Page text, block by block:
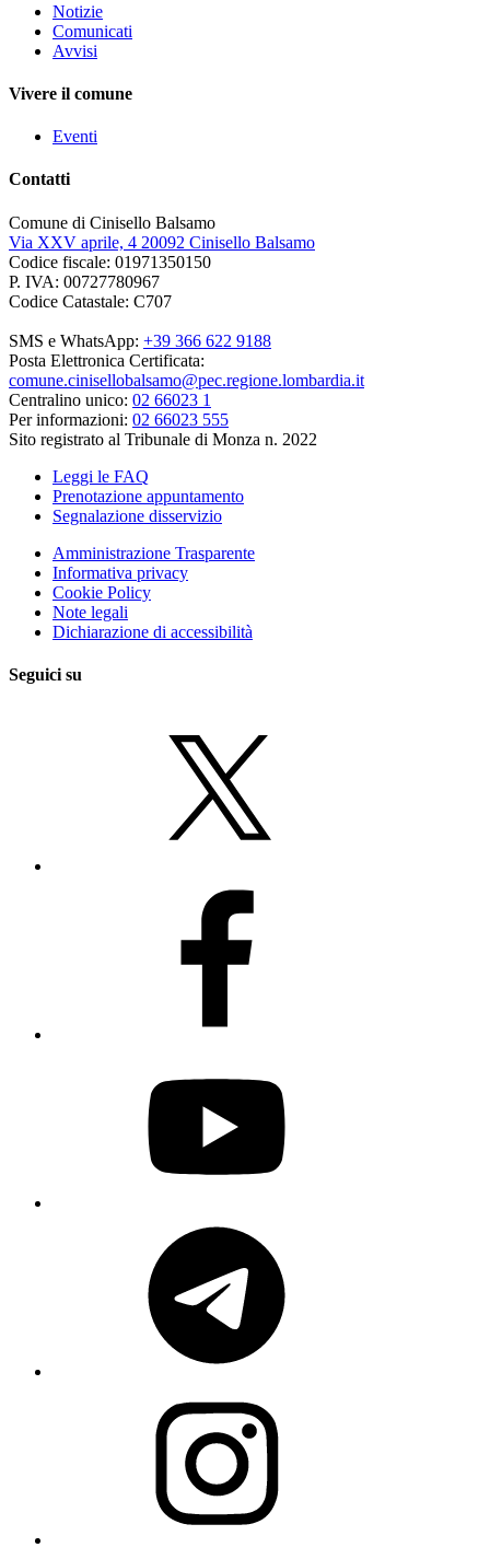
Notizie
Comunicati
Avvisi
Vivere il comune
Eventi
Contatti
Comune di Cinisello Balsamo
Via XXV aprile, 4 20092 Cinisello Balsamo
Codice fiscale: 01971350150
P. IVA: 00727780967
Codice Catastale: C707
SMS e WhatsApp: +39 366 622 9188
Posta Elettronica Certificata:
comune.cinisellobalsamo@pec.regione.lombardia.it
Centralino unico: 02 66023 1
Per informazioni: 02 66023 555
Sito registrato al Tribunale di Monza n. 2022
Leggi le FAQ
Prenotazione appuntamento
Segnalazione disservizio
Amministrazione Trasparente
Informativa privacy
Cookie Policy
Note legali
Dichiarazione di accessibilità
Seguici su